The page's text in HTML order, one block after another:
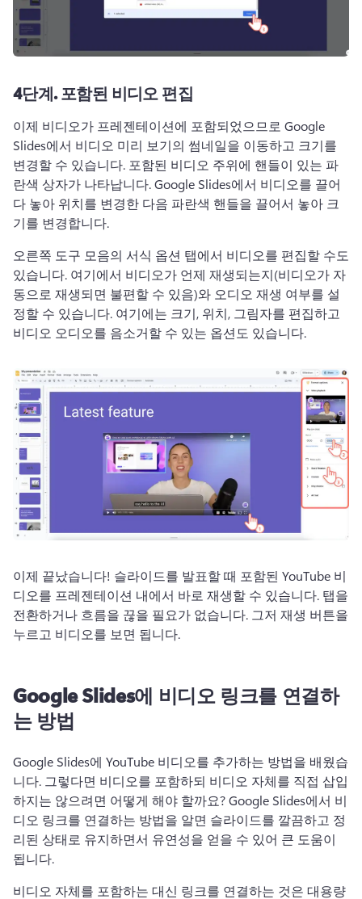
4단계.포함된 비디오 편집
이제 비디오가 프레젠테이션에 포함되었으므로 Google
Slides에서 비디오 미리 보기의 썸네일을 이동하고 크기를
변경할 수 있습니다. 포함된 비디오 주위에 핸들이 있는 파
란색 상자가 나타납니다. Google Slides에서 비디오를 끌어
다 놓아 위치를 변경한 다음 파란색 핸들을 끌어서 놓아 크
기를 변경합니다.
오른쪽 도구 모음의 서식 옵션 탭에서 비디오를 편집할 수도
있습니다. 여기에서 비디오가 언제 재생되는지(비디오가 자
동으로 재생되면 불편할 수 있음)와 오디오 재생 여부를 설
정할 수 있습니다. 여기에는 크기, 위치, 그림자를 편집하고
비디오 오디오를 음소거할 수 있는 옵션도 있습니다.
이제 끝났습니다! 슬라이드를 발표할 때 포함된 YouTube 비
디오를 프레젠테이션 내에서 바로 재생할 수 있습니다. 탭을
전환하거나 흐름을 끊을 필요가 없습니다. 그저 재생 버튼을
누르고 비디오를 보면 됩니다.
Google Slides에 비디오 링크를 연결하
는 방법
Google Slides에 YouTube 비디오를 추가하는 방법을 배웠습
니다. 그렇다면 비디오를 포함하되 비디오 자체를 직접 삽입
하지는 않으려면 어떻게 해야 할까요? Google Slides에서 비
디오 링크를 연결하는 방법을 알면 슬라이드를 깔끔하고 정
리된 상태로 유지하면서 유연성을 얻을 수 있어 큰 도움이
됩니다.
비디오 자체를 포함하는 대신 링크를 연결하는 것은 대용량